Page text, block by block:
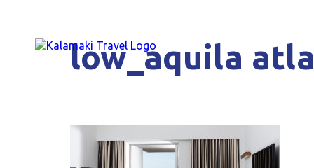
low_aquila